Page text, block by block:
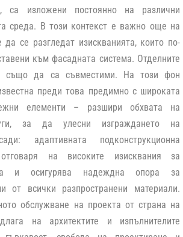
са изложени постоянно на различни
среда. В този контекст е важно още на
се разгледат изискванията, които по-
към фасадната система. Отделните
също да са съвместими. На този фон
преди това предимно с широката
елементи – разшири обхвата на
за да улесни изграждането на
адаптивната подконструкционна
на високите изисквания за
и осигурява надеждна опора за
от всички разпространени материали.
обслужване на проекта от страна на
на архитектите и изпълнителите